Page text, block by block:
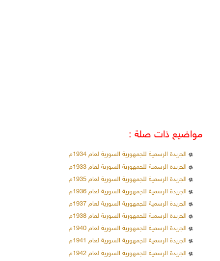
مواضيع ذات صلة :
الجريدة الرسمية للجمهورية السورية لعام 1934م
الجريدة الرسمية للجمهورية السورية لعام 1933م
الجريدة الرسمية للجمهورية السورية لعام 1935م
الجريدة الرسمية للجمهورية السورية لعام 1936م
الجريدة الرسمية للجمهورية السورية لعام 1937م
الجريدة الرسمية للجمهورية السورية لعام 1938م
الجريدة الرسمية للجمهورية السورية لعام 1940م
الجريدة الرسمية للجمهورية السورية لعام 1941م
الجريدة الرسمية للجمهورية السورية لعام 1942م